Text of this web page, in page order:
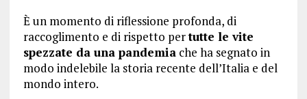
È un momento di riflessione profonda, di
raccoglimento e di rispetto pertutte le vite
spezzate da una pandemiache ha segnato in
modo indelebile la storia recente dell’Italia e del
mondo intero.